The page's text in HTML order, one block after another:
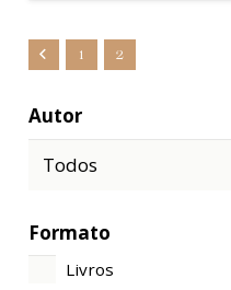
Autor
Formato
Livros
1 2